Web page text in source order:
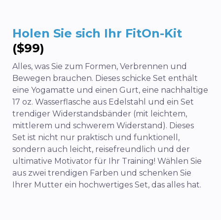
Holen Sie sich Ihr FitOn-Kit
($99)
Alles, was Sie zum Formen, Verbrennen und
Bewegen brauchen. Dieses schicke Set enthält
eine Yogamatte und einen Gurt, eine nachhaltige
17 oz. Wasserflasche aus Edelstahl und ein Set
trendiger Widerstandsbänder (mit leichtem,
mittlerem und schwerem Widerstand). Dieses
Set ist nicht nur praktisch und funktionell,
sondern auch leicht, reisefreundlich und der
ultimative Motivator für Ihr Training! Wählen Sie
aus zwei trendigen Farben und schenken Sie
Ihrer Mutter ein hochwertiges Set, das alles hat.